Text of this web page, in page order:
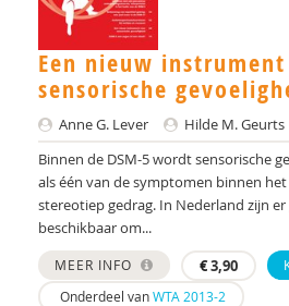
Dienke Boertien
S.M. Bögels
H. Bogte
Latha Boland
Arjan Bolt
A. Booij
Albert Boon
Een nieuw
sensorische
Anne G. Lever
Hilde M. Geurts
Binnen de DSM-5 wordt sensorische
als één van de symptomen binnen
stereotiep gedrag. In Nederland zijn
beschikbaar om...
MEER INFO €3,90
Onderdeel vanWTA 2013-2